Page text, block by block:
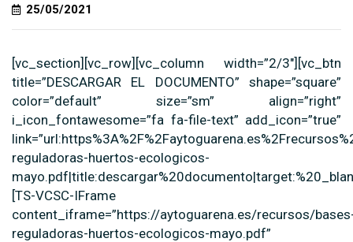
25/05/2021
[vc_section][vc_row][vc_column width=”2/3″][vc_btn
title=”DESCARGAR EL DOCUMENTO” shape=”square”
color=”default” size=”sm” align=”right”
i_icon_fontawesome=”fa fa-file-text” add_icon=”true”
reguladoras-huertos-ecologicos-
[TS-VCSC-IFrame
content_iframe=”https://aytoguarena.es/recursos/
reguladoras-huertos-ecologicos-mayo.pdf”